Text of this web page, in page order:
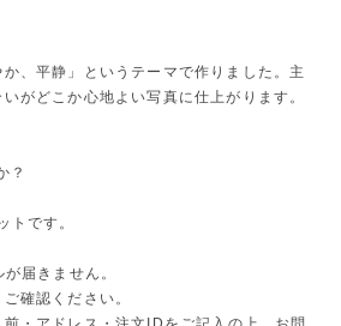
、平静」というテーマで作りました。主
がどこか心地よい写真に仕上がります。
？
トです。
届きません。
確認ください。